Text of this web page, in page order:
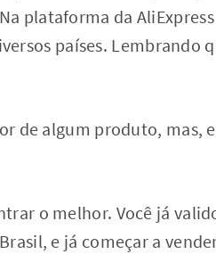
plataforma da AliExpress
países. Lembrando
de algum produto, mas,
o melhor. Você já
e já começar a